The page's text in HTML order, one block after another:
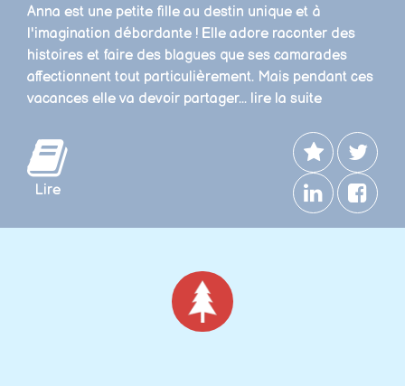
Anna est une petite fille au destin unique et à
l'imagination débordante ! Elle adore raconter des
histoires et faire des blagues que ses camarades
affectionnent tout particulièrement. Mais pendant ces
vacances elle va devoir partager... lire la suite
Lire
Noël